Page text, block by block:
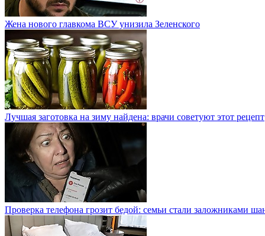
Жена нового главкома ВСУ унизила Зеленского
Лучшая заготовка на зиму найдена: врачи советуют этот рецепт
Проверка телефона грозит бедой: семьи стали заложниками